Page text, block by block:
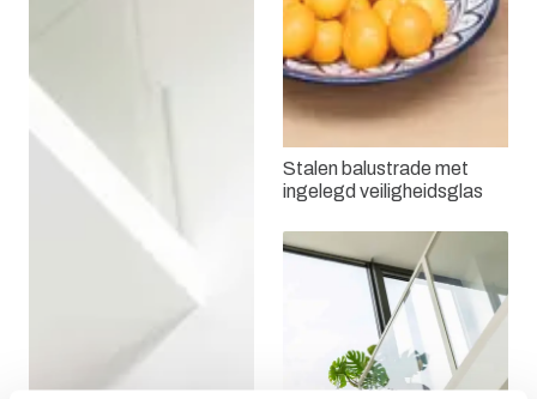
Stalen balustrade met
ingelegd veiligheidsglas